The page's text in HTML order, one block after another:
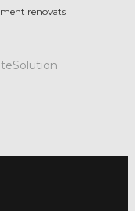
renovats